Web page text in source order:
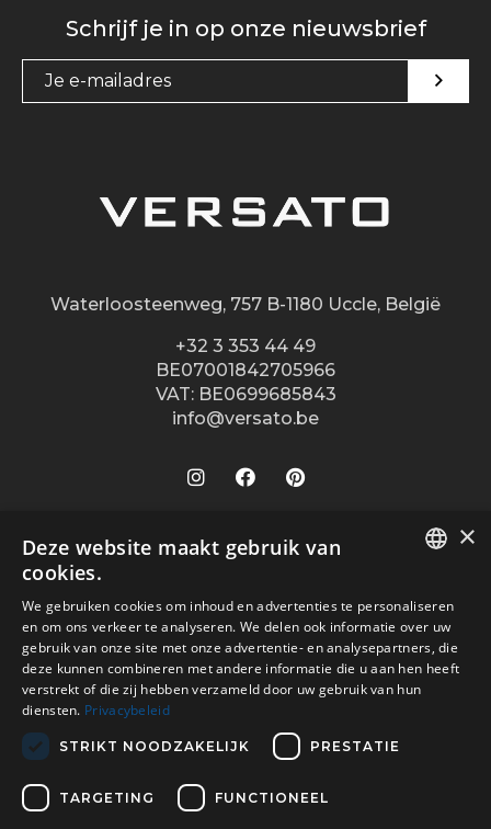
Schrijf je in op onze nieuwsbrief
Waterloosteenweg, 757 B-1180 Uccle, België
+32 3 353 44 49
BE07001842705966
VAT: BE0699685843
info@versato.be
Onze winkels
Brugge
Hasselt
Leuven
Oostende
Turnhout
Wijnegem Shopping Center
Versato info
Service
Over ons
Contact
Verkooppunten
Vacatures
Site Info
Algemene voorwaarden
Disclaimer
Privacy Policy
Veilig betalen met
Bezorgd door
FR
×
Deze website maakt gebruik van
cookies.
We gebruiken cookies om inhoud en advertenties te personaliseren
en om ons verkeer te analyseren. We delen ook informatie over uw
gebruik van onze site met onze advertentie- en analysepartners, die
deze kunnen combineren met andere informatie die u aan hen heeft
verstrekt of die zij hebben verzameld door uw gebruik van hun
diensten. Privacybeleid
STRIKT NOODZAKELIJK PRESTATIE
TARGETING FUNCTIONEEL